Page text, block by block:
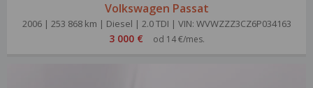
Volkswagen Passat
2006 | 253 868 km | Diesel | 2.0 TDI | VIN: WVWZZZ3CZ6P034163
3 000 € od 14 €/mes.